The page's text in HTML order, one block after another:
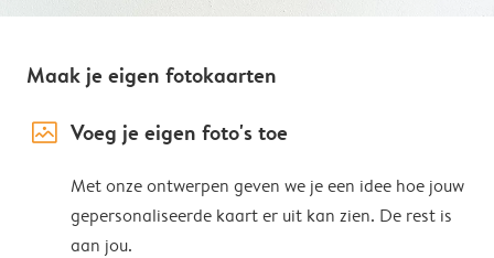
Maak je eigen fotokaarten
image_placeholder Voeg je eigen foto's toe
Met onze ontwerpen geven we je een idee hoe jouw
gepersonaliseerde kaart er uit kan zien. De rest is
aan jou.